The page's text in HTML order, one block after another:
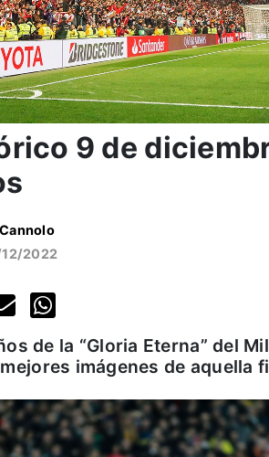
9 de
2022
de la “Gloria Eterna” del
imágenes de aquella